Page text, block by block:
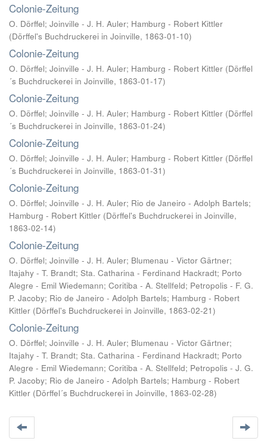
Colonie-Zeitung
O. Dörffel; Joinville - J. H. Auler; Hamburg - Robert Kittler
(Dörffel's Buchdruckerei in Joinville, 1863-01-10)
Colonie-Zeitung
O. Dörffel; Joinville - J. H. Auler; Hamburg - Robert Kittler (Dörffel
´s Buchdruckerei in Joinville, 1863-01-17)
Colonie-Zeitung
O. Dörffel; Joinville - J. H. Auler; Hamburg - Robert Kittler (Dörffel
´s Buchdruckerei in Joinville, 1863-01-24)
Colonie-Zeitung
O. Dörffel; Joinville - J. H. Auler; Hamburg - Robert Kittler (Dörffel
´s Buchdruckerei in Joinville, 1863-01-31)
Colonie-Zeitung
O. Dörffel; Joinville - J. H. Auler; Rio de Janeiro - Adolph Bartels;
Hamburg - Robert Kittler (Dörffel's Buchdruckerei in Joinville,
1863-02-14)
Colonie-Zeitung
O. Dörffel; Joinville - J. H. Auler; Blumenau - Victor Gärtner;
Itajahy - T. Brandt; Sta. Catharina - Ferdinand Hackradt; Porto
Alegre - Emil Wiedemann; Coritiba - A. Stellfeld; Petropolis - F. G.
P. Jacoby; Rio de Janeiro - Adolph Bartels; Hamburg - Robert
Kittler (Dörffel's Buchdruckerei in Joinville, 1863-02-21)
Colonie-Zeitung
O. Dörffel; Joinville - J. H. Auler; Blumenau - Victor Gärtner;
Itajahy - T. Brandt; Sta. Catharina - Ferdinand Hackradt; Porto
Alegre - Emil Wiedemann; Coritiba - A. Stellfeld; Petropolis - J. G.
P. Jacoby; Rio de Janeiro - Adolph Bartels; Hamburg - Robert
Kittler (Dörffel´s Buchdruckerei in Joinville, 1863-02-28)